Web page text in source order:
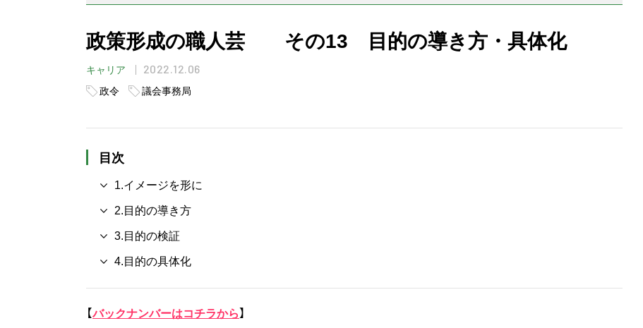
政策形成の職人芸 その13 目的の導き方・具体化
キャリア 2022.12.06
政令 議会事務局
目次
1.イメージを形に
2.目的の導き方
3.目的の検証
4.目的の具体化
【バックナンバーはコチラから】